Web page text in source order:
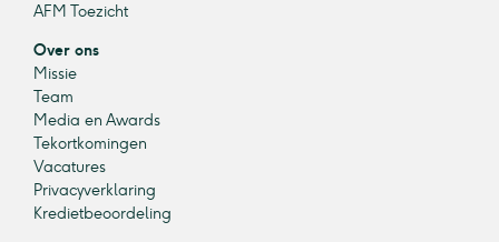
AFM Toezicht
Over ons
Missie
Team
Media en Awards
Tekortkomingen
Vacatures
Privacyverklaring
Kredietbeoordeling